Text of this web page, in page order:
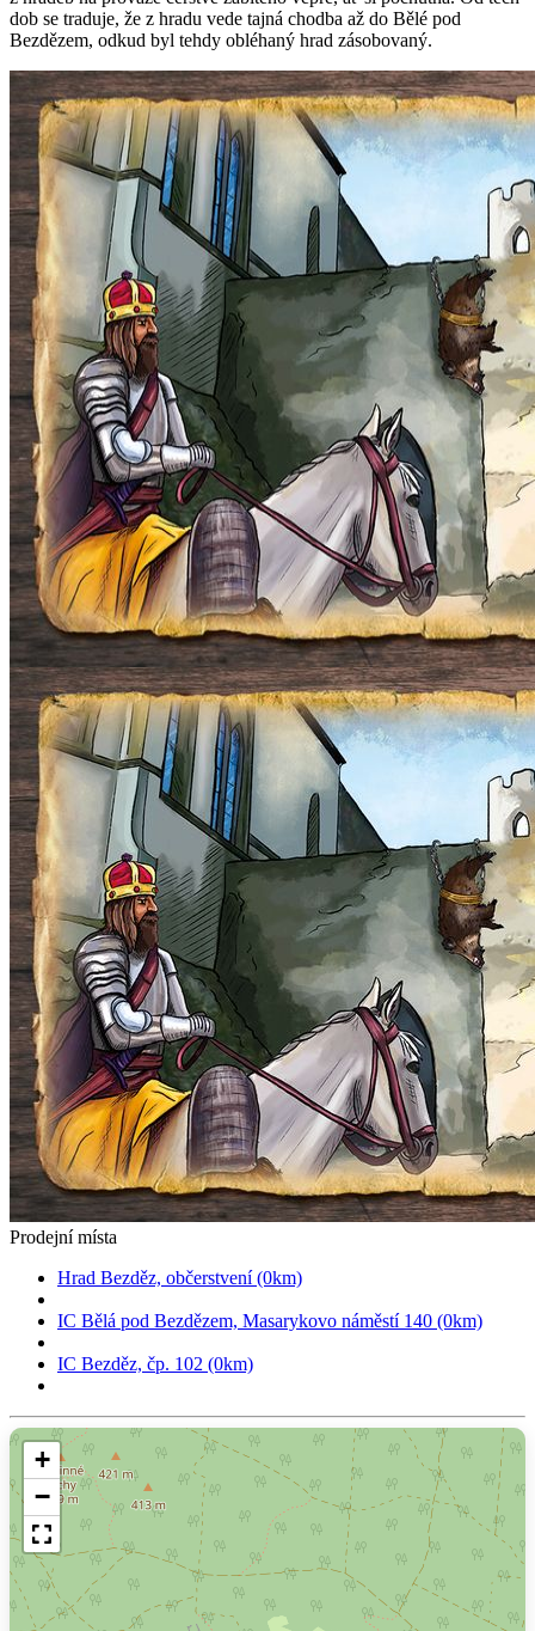
dob se traduje, že z hradu vede tajná chodba až do Bělé pod
Bezdězem, odkud byl tehdy obléhaný hrad zásobovaný.
Prodejní místa
Hrad Bezděz, občerstvení (0km)
IC Bělá pod Bezdězem, Masarykovo náměstí 140 (0km)
IC Bezděz, čp. 102 (0km)
+
−